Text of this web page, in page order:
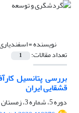
نویسنده =
تعداد مقالات: 1
بررسی پتانسیل
قشقایی ایران
دوره 5، شماره 3، زمستان 1395، صفحه